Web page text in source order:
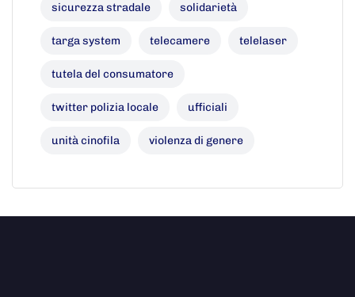
sicurezza stradale solidarietà
targa system telecamere telelaser
tutela del consumatore
twitter polizia locale ufficiali
unità cinofila violenza di genere